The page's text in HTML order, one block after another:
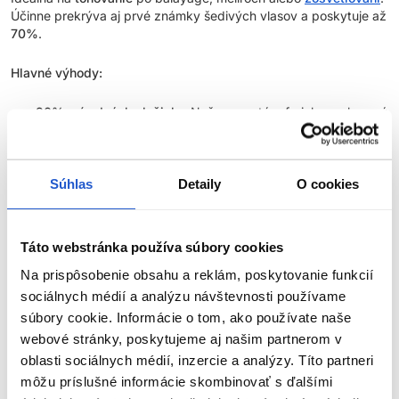
Súhlas Detaily O cookies
Táto webstránka používa súbory cookies
Na prispôsobenie obsahu a reklám, poskytovanie funkcií
sociálnych médií a analýzu návštevnosti používame
súbory cookie. Informácie o tom, ako používate naše
webové stránky, poskytujeme aj našim partnerom v
oblasti sociálnych médií, inzercie a analýzy. Títo partneri
môžu príslušné informácie skombinovať s ďalšími
Účinne prekrýva aj prvé známky šedivých vlasov a poskytuje až
70%.
Hlavné výhody:
90% prírodných zložiek
- Naše receptúry farieb na vlasy sú
vyvinuté s 90% prírodnými zložkami, čo odráža náš
záväzok k prirodzenejšiemu a ekologickejšiemu prístupu k
starostlivosti o vlasy.
Zvýšený lesk
- 100% úspech v dosiahnutí lesku*, vďaka
čomu vlasy vyzerajú žiarivejšie a zdravšie.
porovnaní s farbou na vlasy bez AminoPlex**.
Silnejšie vlasy- Dokonalá kombinácia ingrediencií posilňuje
vlasy počas farbenia a znižuje výskyt rozštiepených
končekov.
Technológia Liquid Crystal- Tekuté kryštály, špeciálny
systém ukladania pigmentov, vďaka ktorému je farbiaca
zmes stabilnejšia, intenzívnejšia a trvácnejšia.
ZOBRAZIŤ VIAC